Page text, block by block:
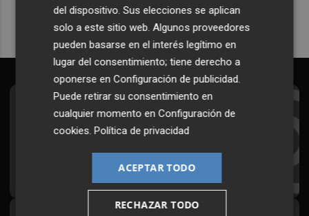
Suscríbete al Boletín
Todos los días a primera hora en tu email
¡Quiero suscribirme!
del dispositivo. Sus elecciones se aplican
solo a este sitio web. Algunos proveedores
pueden basarse en el interés legítimo en
lugar del consentimiento; tiene derecho a
oponerse enConfiguración de publicidad.
Puede retirar su consentimiento en
cualquier momento enConfiguración de
cookies.Política de privacidad
ACEPTAR TODO
RECHAZAR TODO